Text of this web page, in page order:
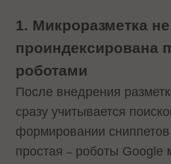
1. Микроразметка не
проиндексирована
роботами
После внедрения
сразу учитывается
формировании
простая– роботы Google